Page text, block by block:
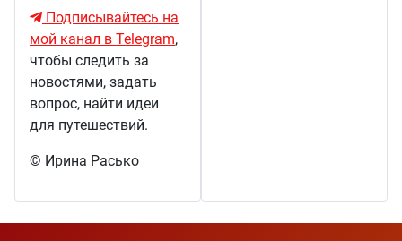
Подписывайтесь на
мой канал в Telegram,
чтобы следить за
новостями, задать
вопрос, найти идеи
для путешествий.
© Ирина Расько